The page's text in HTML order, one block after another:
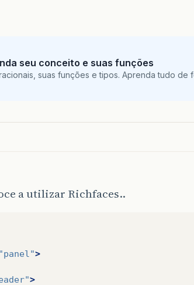
seu conceito e suas funções
suas funções e tipos. Aprenda tudo de
a utilizar Richfaces..
"panel">
>